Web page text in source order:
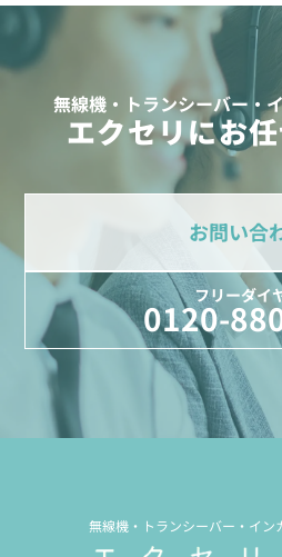
無線機・トランシーバー・
エクセリにお
お問い合
フリーダイ
0120-
無線機・トランシーバー・イン